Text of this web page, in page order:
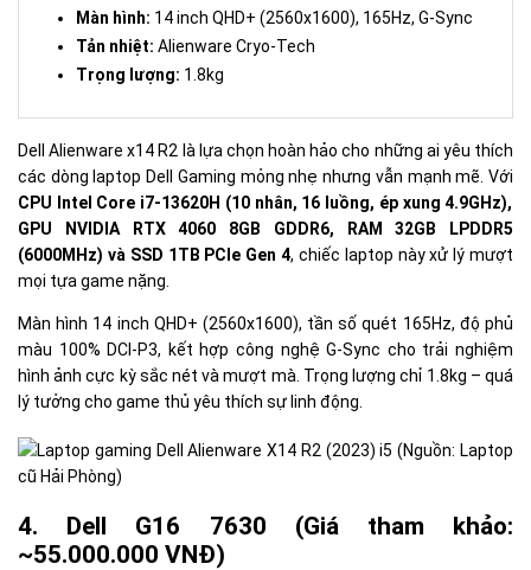
Màn hình: 14 inch QHD+ (2560x1600), 165Hz, G-Sync
Tản nhiệt: Alienware Cryo-Tech
Trọng lượng: 1.8kg
Dell Alienware x14 R2 là lựa chọn hoàn hảo cho những ai yêu thích
các dòng laptop Dell Gaming mỏng nhẹ nhưng vẫn mạnh mẽ. Với
CPU Intel Core i7-13620H (10 nhân, 16 luồng, ép xung 4.9GHz),
GPU NVIDIA RTX 4060 8GB GDDR6, RAM 32GB LPDDR5
(6000MHz) và SSD 1TB PCIe Gen 4, chiếc laptop này xử lý mượt
mọi tựa game nặng.
Màn hình 14 inch QHD+ (2560x1600), tần số quét 165Hz, độ phủ
màu 100% DCI-P3, kết hợp công nghệ G-Sync cho trải nghiệm
hình ảnh cực kỳ sắc nét và mượt mà. Trọng lượng chỉ 1.8kg – quá
lý tưởng cho game thủ yêu thích sự linh động.
4. Dell G16 7630 (Giá tham khảo:
~55.000.000 VNĐ)